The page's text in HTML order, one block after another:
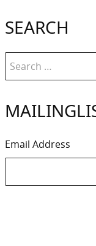
SEARCH
Search
for:
Email Address